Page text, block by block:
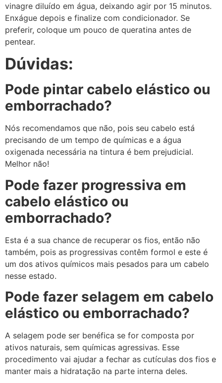
vinagre diluído em água, deixando agir por 15 minutos.
Enxágue depois e finalize com condicionador. Se
preferir, coloque um pouco de queratina antes de
pentear.
Dúvidas:
Pode pintar cabelo elástico ou
emborrachado?
Nós recomendamos que não, pois seu cabelo está
precisando de um tempo de químicas e a água
oxigenada necessária na tintura é bem prejudicial.
Melhor não!
Pode fazer progressiva em
cabelo elástico ou
emborrachado?
Esta é a sua chance de recuperar os fios, então não
também, pois as progressivas contêm formol e este é
um dos ativos químicos mais pesados para um cabelo
nesse estado.
Pode fazer selagem em cabelo
elástico ou emborrachado?
A selagem pode ser benéfica se for composta por
ativos naturais, sem químicas agressivas. Esse
procedimento vai ajudar a fechar as cutículas dos fios e
manter mais a hidratação na parte interna deles.